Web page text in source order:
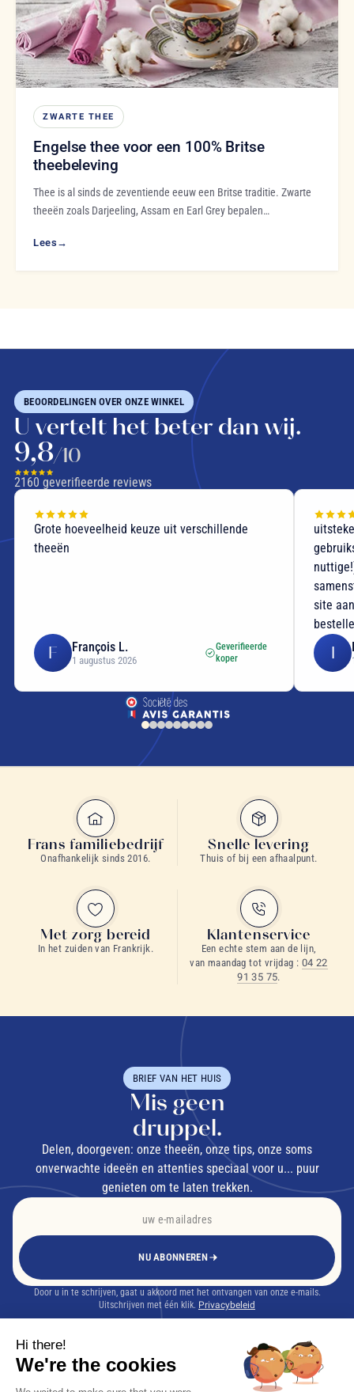
ZWARTE THEE
Engelse thee voor een 100% Britse
theebeleving
Thee is al sinds de zeventiende eeuw een Britse traditie. Zwarte
theeën zoals Darjeeling, Assam en Earl Grey bepalen…
Lees →
BEOORDELINGEN OVER ONZE WINKEL
U vertelt het beter dan wij.
9,8/10
2160 geverifieerde reviews
Grote hoeveelheid keuze uit verschillende
theeën
F François L.
1 augustus 2026
Geverifieerde
koper
site
I
Frans familiebedrijf
Onafhankelijk sinds 2016.
Snelle levering
Thuis of bij een afhaalpunt.
Met zorg bereid
In het zuiden van Frankrijk.
Klantenservice
Een echte stem aan de lijn,
van maandag tot vrijdag : 04 22
91 35 75.
BRIEF VAN HET HUIS
Mis geen
druppel.
Delen, doorgeven: onze theeën, onze tips, onze soms
onverwachte ideeën en attenties speciaal voor u... puur
genieten om te laten trekken.
NU ABONNEREN
Door u in te schrijven, gaat u akkoord met het ontvangen van onze e-mails.
Uitschrijven met één klik. Privacybeleid
Hi there!
We're the cookies